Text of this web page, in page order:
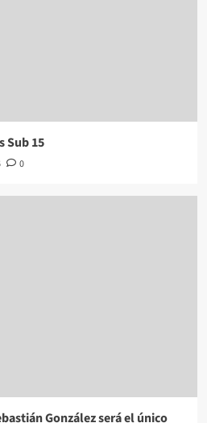
Sub 15
0
González será el único